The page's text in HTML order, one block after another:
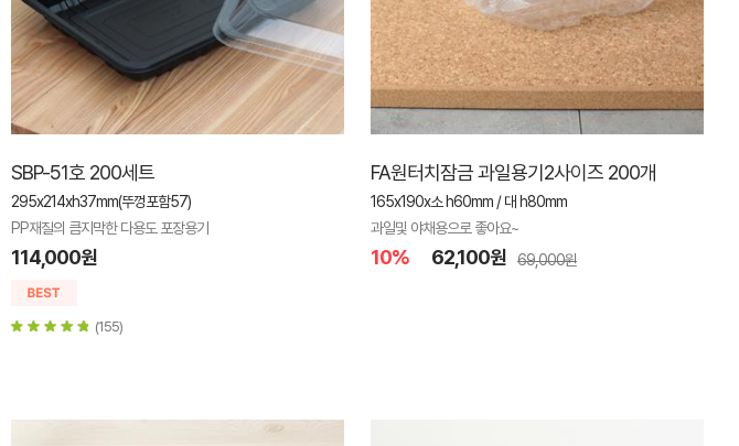
SBP-51호 200세트
295x214xh37mm(뚜껑포함57)
PP재질의 큼지막한 다용도 포장용기
114,000원
(155)
FA원터치잠금 과일용기2사이즈 200개
165x190x소 h60mm / 대 h80mm
과일및 야채용으로 좋아요~
10% 62,100원 69,000원